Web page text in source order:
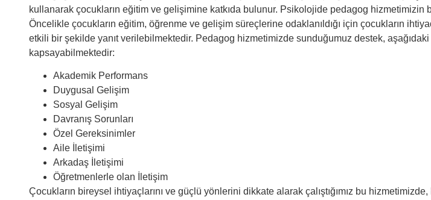
kullanarak çocukların eğitim ve gelişimine katkıda bulunur. Psikolojide pedagog hizmetimizin
Öncelikle çocukların eğitim, öğrenme ve gelişim süreçlerine odaklanıldığı için çocukların
etkili bir şekilde yanıt verilebilmektedir. Pedagog hizmetimizde sunduğumuz destek, aşağıdaki
kapsayabilmektedir:
Akademik Performans
Duygusal Gelişim
Sosyal Gelişim
Davranış Sorunları
Özel Gereksinimler
Aile İletişimi
Arkadaş İletişimi
Öğretmenlerle olan İletişim
Çocukların bireysel ihtiyaçlarını ve güçlü yönlerini dikkate alarak çalıştığımız bu